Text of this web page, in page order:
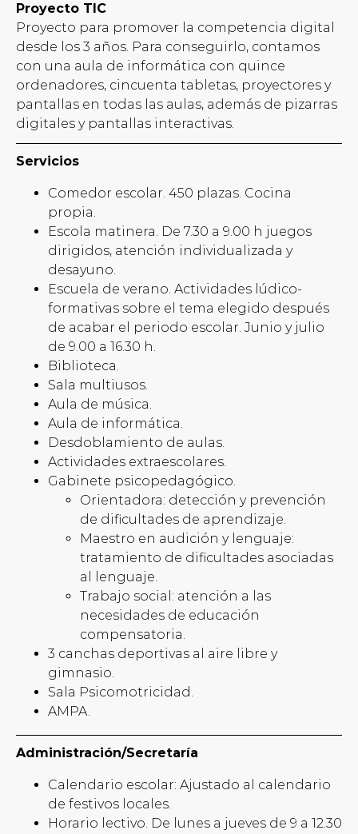
Proyecto TIC
Proyecto para promover la competencia digital
desde los 3 años. Para conseguirlo, contamos
con una aula de informática con quince
ordenadores, cincuenta tabletas, proyectores y
pantallas en todas las aulas, además de pizarras
digitales y pantallas interactivas.
Servicios
Comedor escolar. 450 plazas. Cocina
propia.
Escola matinera. De 7.30 a 9.00 h juegos
dirigidos, atención individualizada y
desayuno.
Escuela de verano. Actividades lúdico-
formativas sobre el tema elegido después
de acabar el periodo escolar. Junio y julio
de 9.00 a 16.30 h.
Biblioteca.
Sala multiusos.
Aula de música.
Aula de informática.
Desdoblamiento de aulas.
Actividades extraescolares.
Gabinete psicopedagógico.
Orientadora: detección y prevención
de dificultades de aprendizaje.
Maestro en audición y lenguaje:
tratamiento de dificultades asociadas
al lenguaje.
Trabajo social: atención a las
necesidades de educación
compensatoria.
3 canchas deportivas al aire libre y
gimnasio.
Sala Psicomotricidad.
AMPA.
Administración/Secretaría
Calendario escolar: Ajustado al calendario
de festivos locales.
Horario lectivo. De lunes a jueves de 9 a 12.30